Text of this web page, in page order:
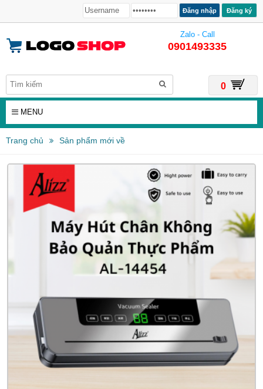
Đăng ký
Zalo - Call
0901493335
0
MENU
Trang chủ Sản phẩm mới về